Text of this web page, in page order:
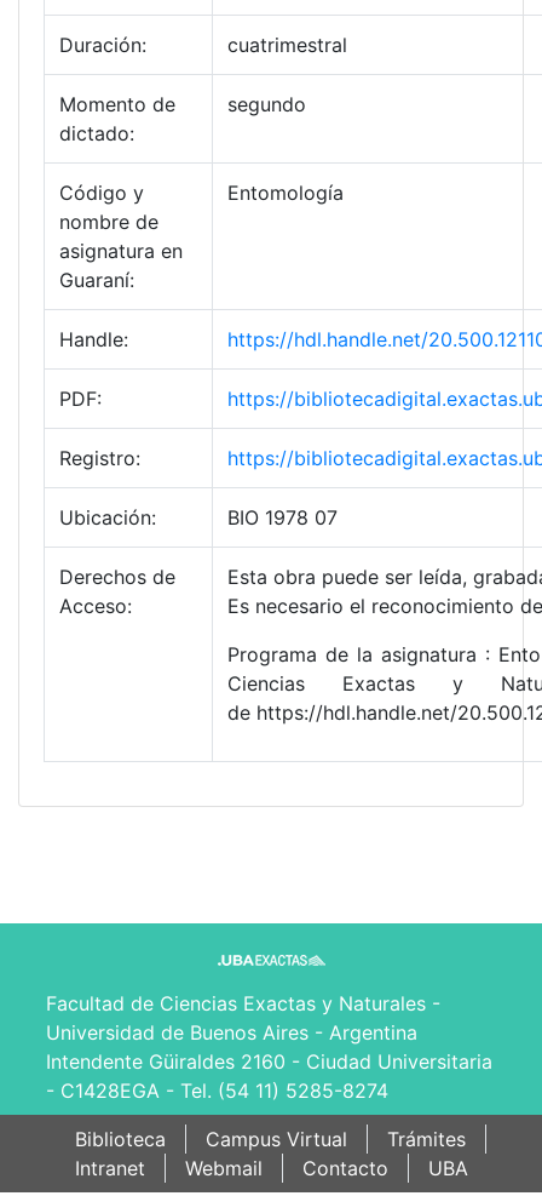
Duración: cuatrimestral
Momento de
dictado:
segundo
Código y
nombre de
asignatura en
Guaraní:
Entomología
Handle: https://hdl.handle.net/
PDF: https://
Registro: https://
Ubicación: BIO 1978 07
Derechos de
Acceso:
Esta obra puede ser leída,
Es necesario el reconocimiento
Programa de la asignatura :
Ciencias Exactas y
de https://hdl.handle.net/
Facultad de Ciencias Exactas y Naturales -
Universidad de Buenos Aires - Argentina
Intendente Güiraldes 2160 - Ciudad Universitaria
- C1428EGA - Tel. (54 11) 5285-8274
Biblioteca
Campus Virtual
Trámites
Intranet
Webmail Contacto UBA